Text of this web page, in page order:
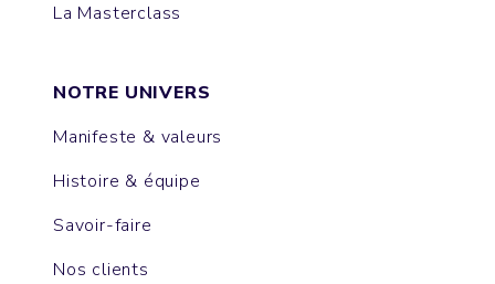
La Masterclass
NOTRE UNIVERS
Manifeste & valeurs
Histoire & équipe
Savoir-faire
Nos clients